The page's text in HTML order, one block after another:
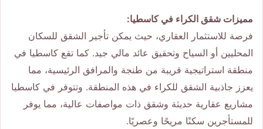
مميزات شقق الكراء في كاسطيا:
فرصة للاستثمار العقاري، حيث يمكن تأجير الشقق للسكان
المحليين أو السياح وتحقيق عائد مالي جيد. كما تقع كاسطيا في
منطقة استراتيجية قريبة من طنجة والمرافق الرئيسية، مما
يعزز جاذبية الشقق للكراء في هذه المنطقة. وتتوفر في كاسطيا
مشاريع عقارية حديثة وشقق ذات مواصفات عالية، مما يوفر
للمستأجرين سكنًا مريحًا وعصريًا.